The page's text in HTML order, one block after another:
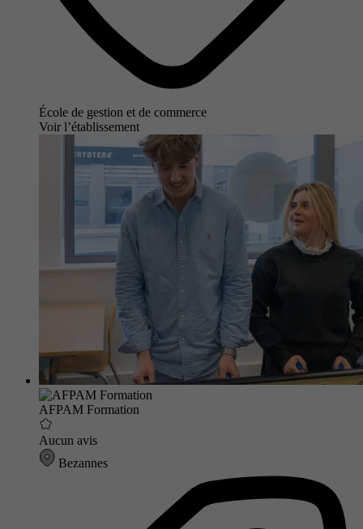
École de gestion et de commerce
Voir l’établissement
AFPAM Formation
Aucun avis
Bezannes